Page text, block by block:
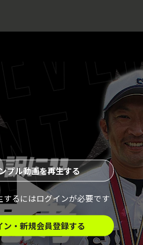
るにはログインが必要です
プル動画を再生する
ン・新規会員登録する